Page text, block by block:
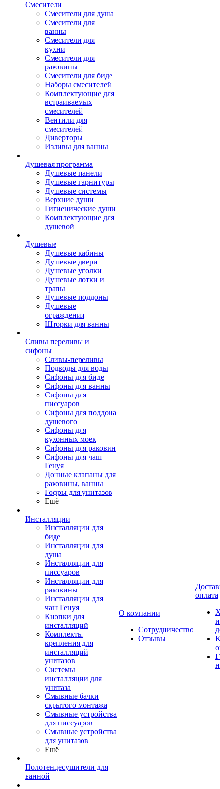
Смесители
Смесители для душа
Смесители для
ванны
Смесители для
кухни
Смесители для
раковины
Смесители для биде
Наборы смесителей
Комплектующие для
встраиваемых
смесителей
Вентили для
смесителей
Диверторы
Изливы для ванны
Душевая программа
Душевые панели
Душевые гарнитуры
Душевые системы
Верхние души
Гигиенические души
Комплектующие для
душевой
Душевые
Душевые кабины
Душевые двери
Душевые уголки
Душевые лотки и
трапы
Душевые поддоны
Душевые
ограждения
Шторки для ванны
Сливы переливы и
сифоны
Сливы-переливы
Подводы для воды
Сифоны для биде
Сифоны для ванны
Сифоны для
писсуаров
Сифоны для поддона
душевого
Сифоны для
кухонных моек
Сифоны для раковин
Сифоны для чаш
Генуя
Донные клапаны для
раковины, ванны
Гофры для унитазов
Ещё
Инсталляции
Инсталляции для
биде
Инсталляции для
душа
Инсталляции для
писсуаров
Инсталляции для
раковины
Инсталляции для
чаш Генуя
Кнопки для
инсталляций
Комплекты
крепления для
инсталляций
унитазов
Системы
инсталляции для
унитаза
Смывные бачки
скрытого монтажа
Смывные устройства
для писсуаров
Смывные устройства
для унитазов
Ещё
Полотенцесушители для
ванной
О компании
Сотрудничество
Отзывы
оплата
и